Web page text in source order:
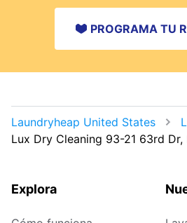
PROGRAMA TU
Laundryheap United States
Lux Dry Cleaning 93-21 63rd Dr,
Explora